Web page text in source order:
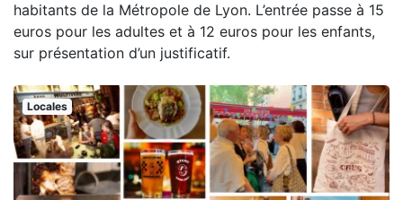
habitants de la Métropole de Lyon. L’entrée passe à 15
euros pour les adultes et à 12 euros pour les enfants,
sur présentation d’un justificatif.
Locales